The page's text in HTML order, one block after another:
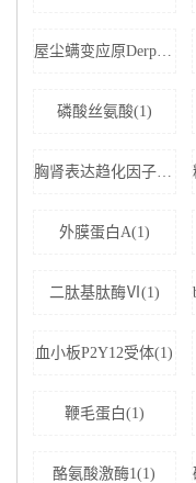
屋尘螨变应原Derp1 IgE抗体(1)
磷酸丝氨酸(1)
胸肾表达趋化因子(1)
外膜蛋白A(1)
二肽基肽酶Ⅵ(1)
血小板P2Y12受体(1)
鞭毛蛋白(1)
酪氨酸激酶1(1)